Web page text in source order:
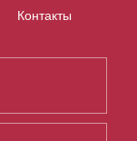
Контакты